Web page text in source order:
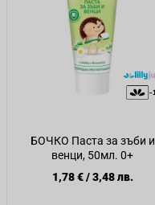
БОЧКО Паста за зъби и
венци, 50мл. 0+
1,78 €/3,48 лв.